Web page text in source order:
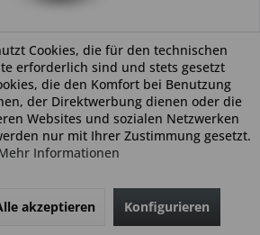
geeignet für Ford 3 Tasten mit
(Aftermarket Produkt)
Produkt handelt es sich um ein
Original) mit Schlüsselschaft. Es ist
noch eine Wegfahrsperre
17,99 € *
Cookies, die für den technischen
erforderlich sind und stets gesetzt
die den Komfort bei Benutzung
der Direktwerbung dienen oder die
Websites und sozialen Netzwerken
nur mit Ihrer Zustimmung gesetzt.
Informationen
akzeptieren Konfigurieren